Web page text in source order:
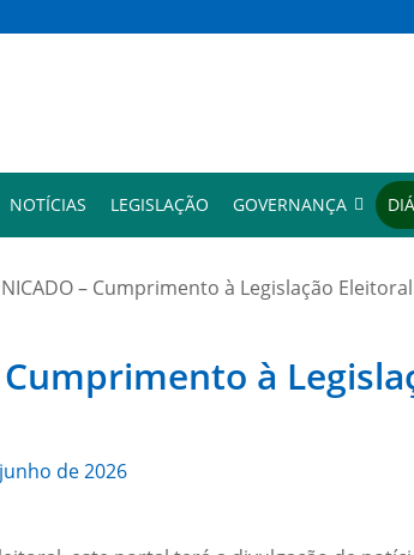
NOTÍCIAS LEGISLAÇÃO GOVERNANÇA
– Cumprimento à Legislação Eleitoral
Cumprimento à
de 2026